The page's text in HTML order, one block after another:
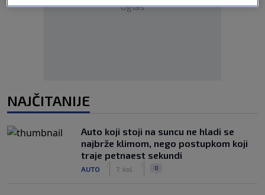
Oglas
NAJČITANIJE
Auto koji stoji na suncu ne hladi se
najbrže klimom, nego postupkom koji
traje petnaest sekundi
AUTO 7. kol. 0